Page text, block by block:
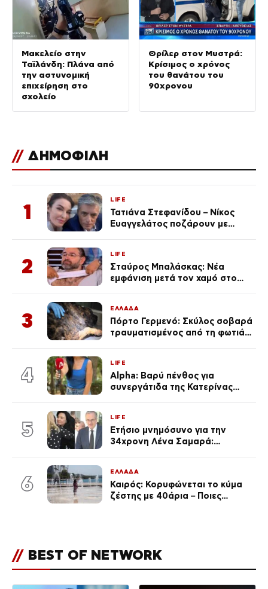
Μακελείο στην
Ταϊλάνδη: Πλάνα από
την αστυνομική
επιχείρηση στο
σχολείο
Θρίλερ στον Μυστρά:
Κρίσιμος ο χρόνος
του θανάτου του
90χρονου
// ΔΗΜΟΦΙΛΗ
1
LIFE
Τατιάνα Στεφανίδου – Νίκος
Ευαγγελάτος ποζάρουν με
2
LIFE
Σταύρος Μπαλάσκας: Νέα
εμφάνιση μετά τον χαμό στο
3
ΕΛΛΑΔΑ
Πόρτο Γερμενό: Σκύλος σοβαρά
τραυματισμένος από τη φωτιά
4
LIFE
Alpha: Βαρύ πένθος για
συνεργάτιδα της Κατερίνας
του Θεού»
5
LIFE
Ετήσιο μνημόσυνο για την
34χρονη Λένα Σαμαρά:
6
ΕΛΛΑΔΑ
Καιρός: Κορυφώνεται το κύμα
ζέστης με 40άρια – Ποιες
// BEST OF NETWORK